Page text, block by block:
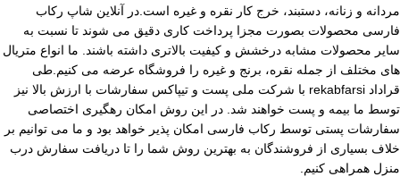
مردانه و زنانه، دستبند، خرج کار نقره و غیره است.در آنلاین شاپ رکاب
فارسی محصولات بصورت مجزا پرداخت کاری دقیق می شوند تا نسبت به
سایر محصولات مشابه درخشش و کیفیت بالاتری داشته باشند. ما انواع متریال
های مختلف از جمله نقره، برنج و غیره را فروشگاه عرضه می کنیم.طی
قراداد rekabfarsi با شرکت ملی پست و تیپاکس سفارشات با ارزش بالا نیز
توسط ما بیمه و پست خواهند شد. در این روش امکان رهگیری اختصاصی
سفارشات پستی توسط رکاب فارسی امکان پذیر خواهد بود و ما می توانیم بر
خلاف بسیاری از فروشندگان به بهترین روش شما را تا دریافت سفارش درب
منزل همراهی کنیم.